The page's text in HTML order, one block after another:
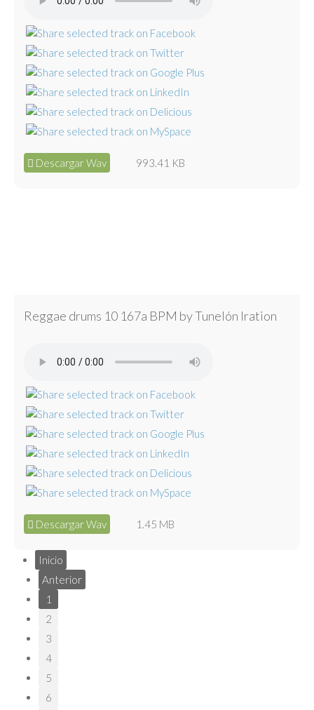
Descargar Wav 993.41 KB
Reggae drums 10 167a BPM by Tunelón Iration
Descargar Wav 1.45 MB
Inicio
Anterior
1
2
3
4
5
6